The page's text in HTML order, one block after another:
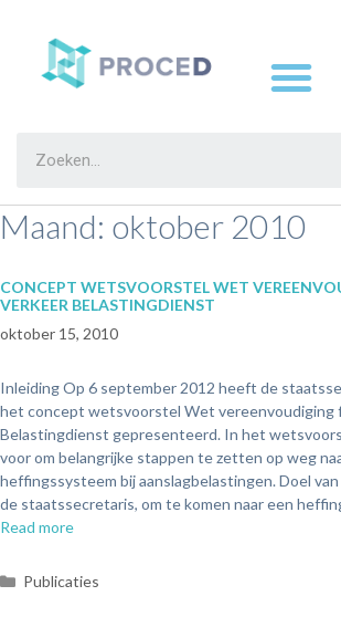
Maand: oktober 2010
CONCEPT WETSVOORSTEL WET
VERKEER BELASTINGDIENST
oktober 15, 2010
Inleiding Op 6 september 2012 heeft de
het concept wetsvoorstel Wet vereenvoudiging
Belastingdienst gepresenteerd. In het
voor om belangrijke stappen te zetten op weg
heffingssysteem bij aanslagbelastingen. Doel
de staatssecretaris, om te komen naar een
Read more
Publicaties